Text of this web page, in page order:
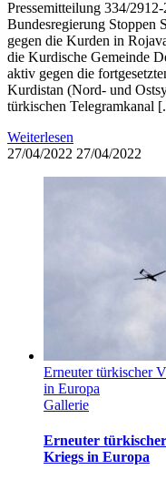
Pressemitteilung 334/
Bundesregierung Stoppen
gegen die Kurden in
die Kurdische Gemeinde
aktiv gegen die
Kurdistan (Nord- und
türkischen Telegramkanal
Weiterlesen
27/04/2022 27/04/2022
Erneuter türkischer
in Europa
Gallerie
Erneuter
Kriegs in Europa